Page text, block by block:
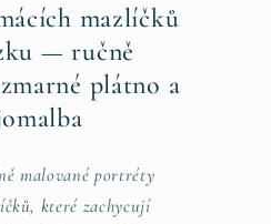
mazlíčků
— ručně
plátno a
malované portréty
které zachycují